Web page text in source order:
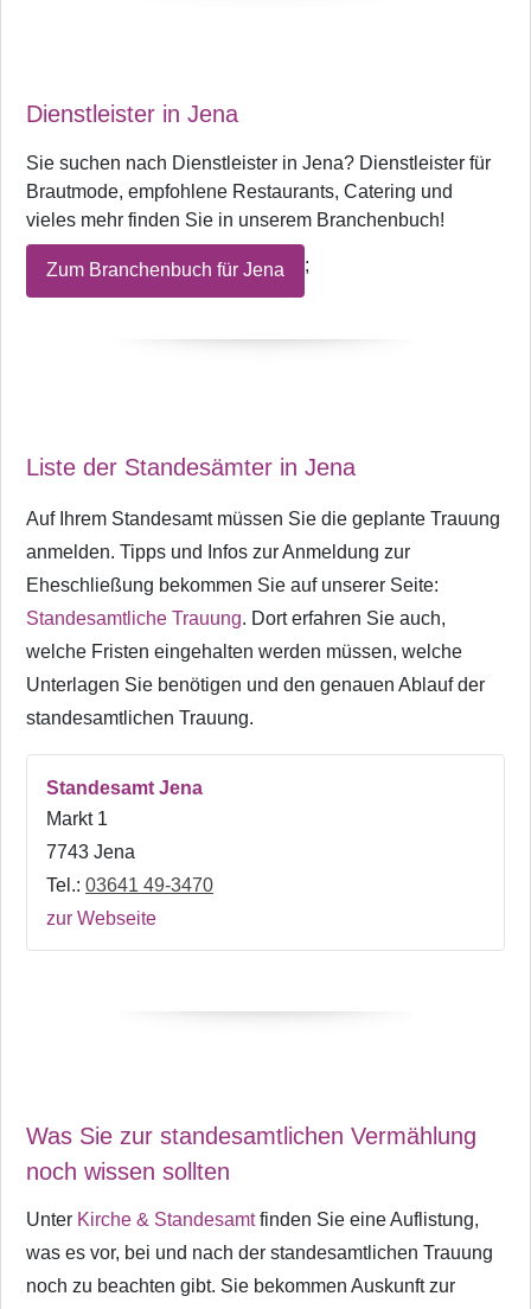
Dienstleister in Jena
Sie suchen nach Dienstleister in Jena? Dienstleister für
Brautmode, empfohlene Restaurants, Catering und
vieles mehr finden Sie in unserem Branchenbuch!
Zum Branchenbuch für Jena ;
Liste der Standesämter in Jena
Auf Ihrem Standesamt müssen Sie die geplante Trauung
anmelden. Tipps und Infos zur Anmeldung zur
Eheschließung bekommen Sie auf unserer Seite:
Standesamtliche Trauung. Dort erfahren Sie auch,
welche Fristen eingehalten werden müssen, welche
Unterlagen Sie benötigen und den genauen Ablauf der
standesamtlichen Trauung.
Standesamt Jena
Markt 1
7743 Jena
Tel.: 03641 49-3470
zur Webseite
Was Sie zur standesamtlichen Vermählung
noch wissen sollten
Unter Kirche & Standesamtfinden Sie eine Auflistung,
was es vor, bei und nach der standesamtlichen Trauung
noch zu beachten gibt. Sie bekommen Auskunft zur